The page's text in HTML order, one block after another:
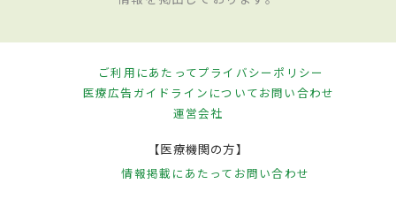
ご利用にあたってプライバシーポリシー
医療広告ガイドラインについてお問い合わせ
運営会社
【医療機関の方】
情報掲載にあたって お問い合わせ